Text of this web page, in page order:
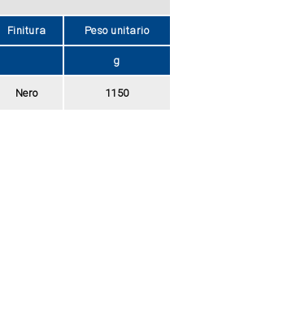
Finitura Peso unitario
g
Nero 1150